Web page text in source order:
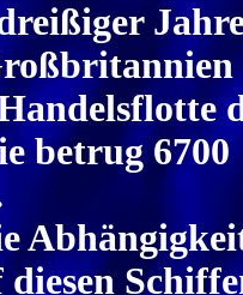
betrug 6700
diesen